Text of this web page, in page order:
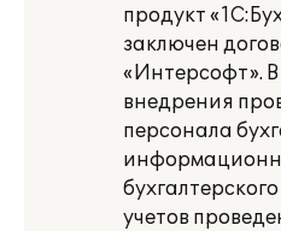
продукт
заключен
«Интерсофт».
внедрения
персонала
учетов